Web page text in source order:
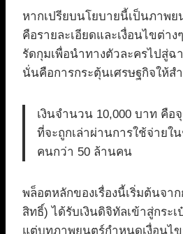
หากเปรียบนโยบายนี้เป็นภาพย
คือรายละเอียดและเงื่อนไขต่า
รัดกุมเพื่อนำทางตัวละครไปสู่ฉ
นั่นคือการกระตุ้นเศรษฐกิจให้สำ
เงินจำนวน 10,000 บาท คือ
ที่จะถูกเล่าผ่านการใช้จ่ายใ
คนกว่า 50 ล้านคน
พล็อตหลักของเรื่องนี้เริ่มต้นจา
สิทธิ์) ได้รับเงินดิจิทัลเข้าสู่กระเ
แต่บทภาพยนตร์กำหนดเงื่อนไ